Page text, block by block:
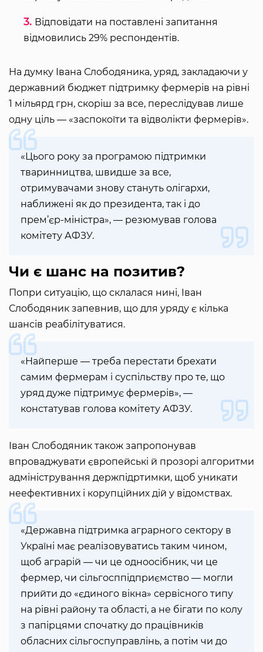
Відповідати на поставлені запитання
відмовились 29% респондентів.
На думку Івана Слободяника, уряд, закладаючи у
державний бюджет підтримку фермерів на рівні
1 мільярд грн, скоріш за все, переслідував лише
одну ціль — «заспокоїти та відволікти фермерів».
«Цього року за програмою підтримки
тваринництва, швидше за все,
отримувачами знову стануть олігархи,
наближені як до президента, так і до
прем’єр-міністра», — резюмував голова
комітету АФЗУ.
Чи є шанс на позитив?
Попри ситуацію, що склалася нині, Іван
Слободяник запевнив, що для уряду є кілька
шансів реабілітуватися.
«Найперше — треба перестати брехати
самим фермерам і суспільству про те, що
уряд дуже підтримує фермерів», —
констатував голова комітету АФЗУ.
Іван Слободяник також запропонував
впроваджувати європейські й прозорі алгоритми
адміністрування держпідртимки, щоб уникати
неефективних і корупційних дій у відомствах.
«Державна підтримка аграрного сектору в
Україні має реалізовуватись таким чином,
щоб аграрій — чи це одноосібник, чи це
фермер, чи сільгосппідприємство — могли
прийти до «єдиного вікна» сервісного типу
на рівні району та області, а не бігати по колу
з папірцями спочатку до працівників
обласних сільгоспуправлінь, а потім чи до